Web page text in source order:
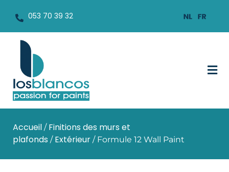
053 70 39 32
Accueil / Finitions des murs et
plafonds / Extérieur / Formule 12 Wall Paint